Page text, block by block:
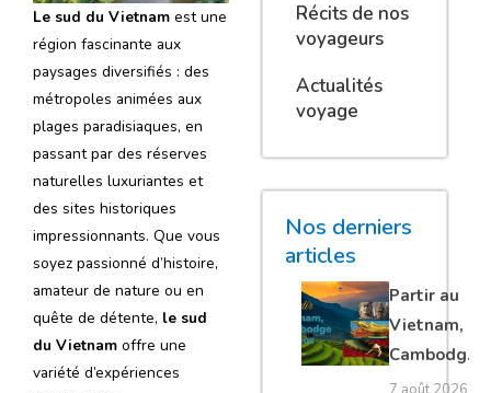
Le sud du Vietnam est une
région fascinante aux
paysages diversifiés : des
métropoles animées aux
plages paradisiaques, en
passant par des réserves
naturelles luxuriantes et
des sites historiques
impressionnants. Que vous
soyez passionné d’histoire,
amateur de nature ou en
quête de détente, le sud
du Vietnam offre une
variété d’expériences
Récits de nos
voyageurs
Actualités
voyage
Nos derniers
articles
Partir au
Vietnam,
Cambodge
et Laos :